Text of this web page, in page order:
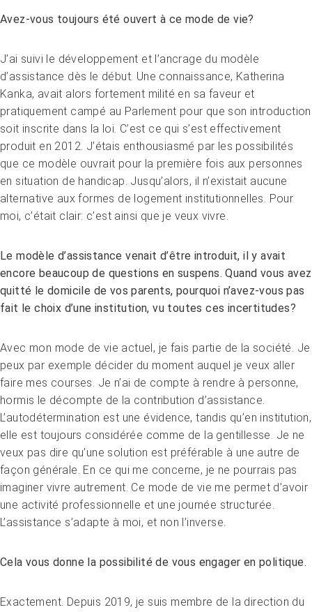
Avez-vous toujours été ouvert à ce mode de vie?
J’ai suivi le développement et l’ancrage du modèle
d’assistance dès le début. Une connaissance, Katherina
Kanka, avait alors fortement milité en sa faveur et
pratiquement campé au Parlement pour que son introduction
soit inscrite dans la loi. C’est ce qui s’est effectivement
produit en 2012. J’étais enthousiasmé par les possibilités
que ce modèle ouvrait pour la première fois aux personnes
en situation de handicap. Jusqu’alors, il n’existait aucune
alternative aux formes de logement institutionnelles. Pour
moi, c’était clair: c’est ainsi que je veux vivre.
Le modèle d’assistance venait d’être introduit, il y avait
encore beaucoup de questions en suspens. Quand vous avez
quitté le domicile de vos parents, pourquoi n’avez-vous pas
fait le choix d’une institution, vu toutes ces incertitudes?
Avec mon mode de vie actuel, je fais partie de la société. Je
peux par exemple décider du moment auquel je veux aller
faire mes courses. Je n’ai de compte à rendre à personne,
hormis le décompte de la contribution d’assistance.
L’autodétermination est une évidence, tandis qu’en institution,
elle est toujours considérée comme de la gentillesse. Je ne
veux pas dire qu’une solution est préférable à une autre de
façon générale. En ce qui me concerne, je ne pourrais pas
imaginer vivre autrement. Ce mode de vie me permet d’avoir
une activité professionnelle et une journée structurée.
L’assistance s’adapte à moi, et non l’inverse.
Cela vous donne la possibilité de vous engager en politique.
Exactement. Depuis 2019, je suis membre de la direction du